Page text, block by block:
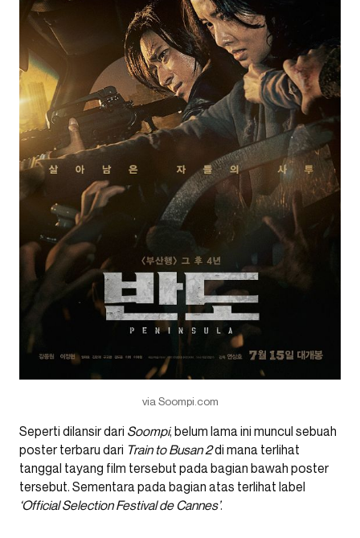
via Soompi.com
Seperti dilansir dari Soompi, belum lama ini muncul sebuah
poster terbaru dari Train to Busan 2di mana terlihat
tanggal tayang film tersebut pada bagian bawah poster
tersebut. Sementara pada bagian atas terlihat label
Official Selection Festival de Cannes’.